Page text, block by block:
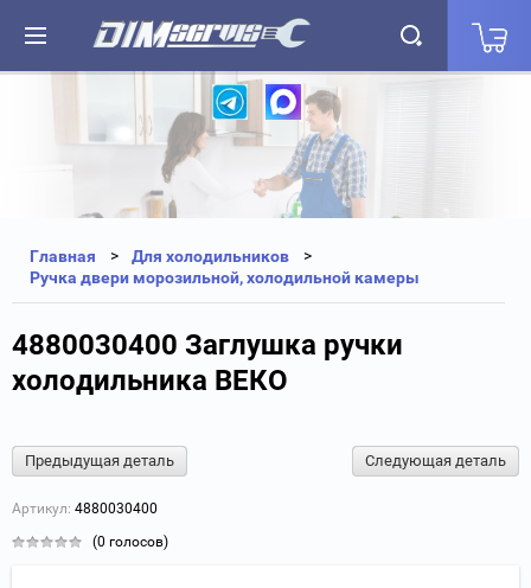
+7(812) 323-87-27
+7(812) 327-25-35
Главная
Для холодильников
Ручка двери морозильной, холодильной камеры
4880030400 Заглушка ручки
холодильника ВЕКО
Предыдущая деталь Следующая деталь
Артикул: 4880030400
(0 голосов)